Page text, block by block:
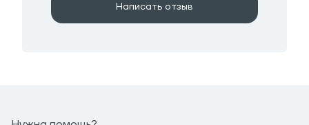
Написать отзыв